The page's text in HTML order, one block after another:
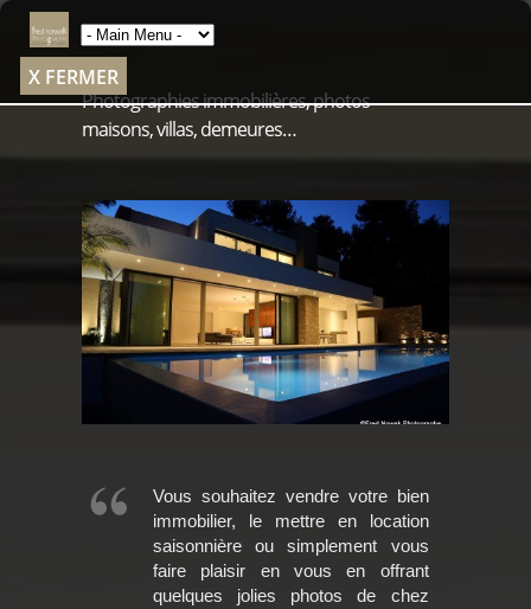
X FERMER
Photographies immobilières, photos
maisons, villas, demeures…
Vous souhaitez vendre votre bien
immobilier, le mettre en location
saisonnière ou simplement vous
faire plaisir en vous en offrant
quelques jolies photos de chez